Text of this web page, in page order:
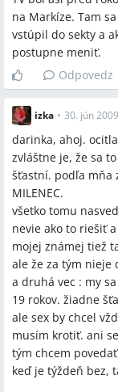
na Markíze. Tam
vstúpil do sekty a
postupne meniť.
Odpovedz
izka • 30. jún 2009
darinka, ahoj.
zvláštne je, že sa
šťastní. podľa mňa
MILENEC.
všetko tomu
nevie ako to riešiť
mojej známej tiež
ale že za tým nieje
a druhá vec : my
19 rokov. žiadne
ale sex by chcel
musím krotiť. ani
tým chcem
keď je týždeň bez,